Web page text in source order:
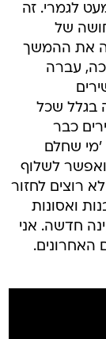
לגמרי. זה
של
את ההמשך
עברה
בגלל שכל
כבר
'מי שחלם
לשלוף
רוצים לחזור
ואסונות
חדשה. אני
האחרונים.